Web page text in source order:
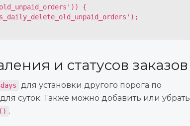
{
и статусов заказов
для установки другого порога по
для суток. Также можно добавить или убрать
.